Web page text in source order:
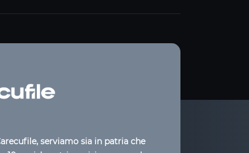
serviamo sia in patria che